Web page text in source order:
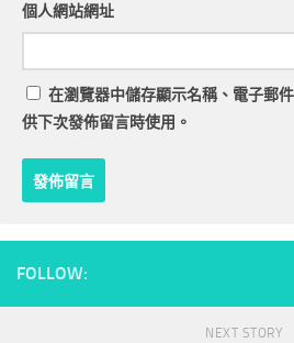
個人網站網址
在瀏覽器中儲存顯示名稱、電子郵
供下次發佈留言時使用。
FOLLOW:
NEXT STORY